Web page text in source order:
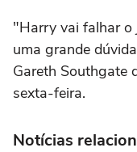
"Harry vai falhar o
uma grande
Gareth Southgate
sexta-feira.
Notícias